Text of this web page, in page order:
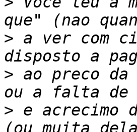
> a ver com
> ao preco
> e acrecimo